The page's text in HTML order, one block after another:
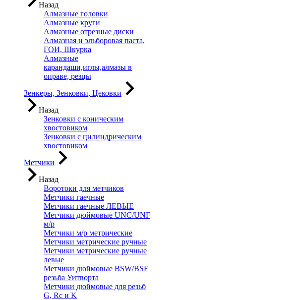
Назад
Алмазные головки
Алмазные круги
Алмазные отрезные диски
Алмазная и эльборовая паста,
ГОИ, Шкурка
Алмазные
карандаши,иглы,алмазы в
оправе, резцы
Зенкеры, Зенковки, Цековки
Назад
Зенковки с коническим
хвостовиком
Зенковки с цилиндрическим
хвостовиком
Метчики
Назад
Воротоки для метчиков
Метчики гаечные
Метчики гаечные ЛЕВЫЕ
Метчики дюймовые UNC/UNF
м/р
Метчики м/р метрические
Метчики метрические ручные
Метчики метрические ручные
левые
Метчики дюймовые BSW/BSF
резьба Уитворта
Метчики дюймовые для резьб
G, Rc и K